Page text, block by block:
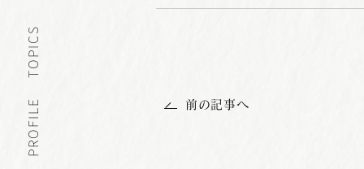
TOPICS
PROFILE 前の記事へ